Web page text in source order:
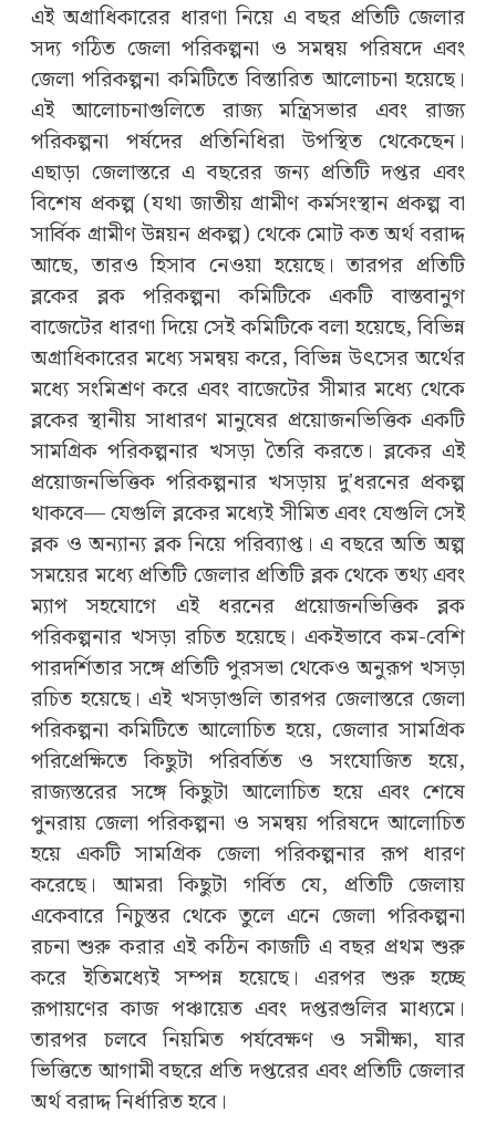
এই অগ্রাধিকারের ধারণা নিয়ে এ বছর প্রতিটি জেলার
সদ্য গঠিত জেলা পরিকল্পনা ও সমন্বয় পরিষদে এবং
জেলা পরিকল্পনা কমিটিতে বিস্তারিত আলোচনা হয়েছে।
এই আলোচনাগুলিতে রাজ্য মন্ত্রিসভার এবং রাজ্য
পরিকল্পনা পর্ষদের প্রতিনিধিরা উপস্থিত থেকেছেন।
এছাড়া জেলাস্তরে এ বছরের জন্য প্রতিটি দপ্তর এবং
বিশেষ প্রকল্প (যথা জাতীয় গ্রামীণ কর্মসংস্থান প্রকল্প বা
সার্বিক গ্রামীণ উন্নয়ন প্রকল্প) থেকে মোট কত অর্থ বরাদ্দ
আছে, তারও হিসাব নেওয়া হয়েছে। তারপর প্রতিটি
ব্লকের ব্লক পরিকল্পনা কমিটিকে একটি বাস্তবানুগ
বাজেটের ধারণা দিয়ে সেই কমিটিকে বলা হয়েছে, বিভিন্ন
অগ্রাধিকারের মধ্যে সমন্বয় করে, বিভিন্ন উৎসের অর্থের
মধ্যে সংমিশ্রণ করে এবং বাজেটের সীমার মধ্যে থেকে
ব্লকের স্থানীয় সাধারণ মানুষের প্রয়োজনভিত্তিক একটি
সামগ্রিক পরিকল্পনার খসড়া তৈরি করতে। ব্লকের এই
প্রয়োজনভিত্তিক পরিকল্পনার খসড়ায় দু'ধরনের প্রকল্প
থাকবে— যেগুলি ব্লকের মধ্যেই সীমিত এবং যেগুলি সেই
ব্লক ও অন্যান্য ব্লক নিয়ে পরিব্যাপ্ত। এ বছরে অতি অল্প
সময়ের মধ্যে প্রতিটি জেলার প্রতিটি ব্লক থেকে তথ্য এবং
ম্যাপ সহযোগে এই ধরনের প্রয়োজনভিত্তিক ব্লক
পরিকল্পনার খসড়া রচিত হয়েছে। একইভাবে কম-বেশি
পারদর্শিতার সঙ্গে প্রতিটি পুরসভা থেকেও অনুরূপ খসড়া
রচিত হয়েছে। এই খসড়াগুলি তারপর জেলাস্তরে জেলা
পরিকল্পনা কমিটিতে আলোচিত হয়ে, জেলার সামগ্রিক
পরিপ্রেক্ষিতে কিছুটা পরিবর্তিত ও সংযোজিত হয়ে,
রাজ্যস্তরের সঙ্গে কিছুটা আলোচিত হয়ে এবং শেষে
পুনরায় জেলা পরিকল্পনা ও সমন্বয় পরিষদে আলোচিত
হয়ে একটি সামগ্রিক জেলা পরিকল্পনার রূপ ধারণ
করেছে। আমরা কিছুটা গর্বিত যে, প্রতিটি জেলায়
একেবারে নিচুস্তর থেকে তুলে এনে জেলা পরিকল্পনা
রচনা শুরু করার এই কঠিন কাজটি এ বছর প্রথম শুরু
করে ইতিমধ্যেই সম্পন্ন হয়েছে। এরপর শুরু হচ্ছে
রূপায়ণের কাজ পঞ্চায়েত এবং দপ্তরগুলির মাধ্যমে।
তারপর চলবে নিয়মিত পর্যবেক্ষণ ও সমীক্ষা, যার
ভিত্তিতে আগামী বছরে প্রতি দপ্তরের এবং প্রতিটি জেলার
অর্থ বরাদ্দ নির্ধারিত হবে।